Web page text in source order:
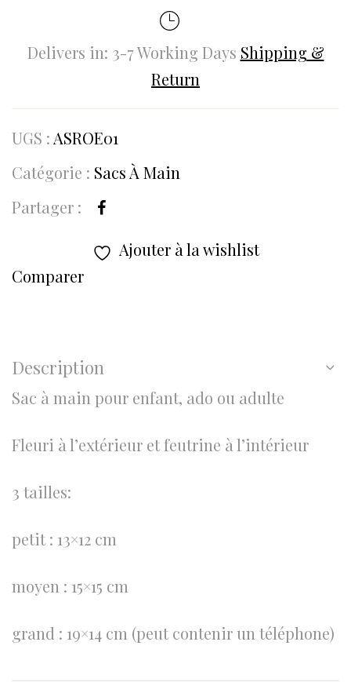
Delivers in: 3-7 Working Days Shipping &
Return
UGS : ASROE01
Catégorie : Sacs À Main
Partager :
Ajouter à la wishlist
Comparer
Description
Sac à main pour enfant, ado ou adulte
Fleuri à l’extérieur et feutrine à l’intérieur
3 tailles:
petit : 13×12 cm
moyen : 15×15 cm
grand : 19×14 cm (peut contenir un téléphone)